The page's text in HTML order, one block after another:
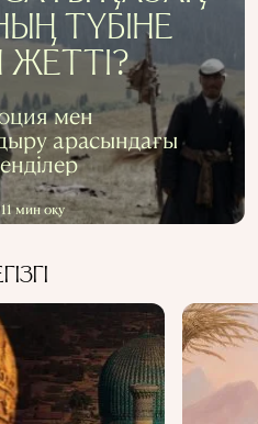
ТҮБІНЕ
мен
арасындағы
мин оқу